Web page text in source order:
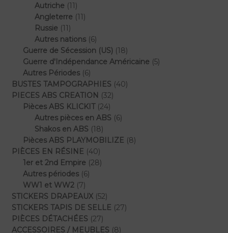
Autriche 1111
produits
Angleterre 1111
Russie 1111
produits
Autres nations 66
produits
Guerre de Sécession (US) 1818
produits
Guerre d'Indépendance Américaine 55
Autres Périodes 66
produits
BUSTES TAMPOGRAPHIES 4040
PIECES ABS CREATION 3232
Pièces ABS KLICKIT 2424
produits
Autres pièces en ABS 66
Shakos en ABS 1818
produits
Pièces ABS PLAYMOBILIZE 88
PIÈCES EN RÉSINE 4040
produits
1er et 2nd Empire 2828
Autres périodes 66
WW1 et WW2 77
produits
STICKERS DRAPEAUX 5252
produits
STICKERS TAPIS DE SELLE 2727
PIÈCES DÉTACHÉES 2727
produits
ACCESSOIRES / MEUBLES 88